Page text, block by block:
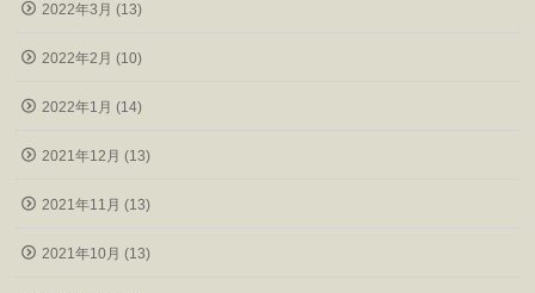
2022年3月 (13)
2022年2月 (10)
2022年1月 (14)
2021年12月 (13)
2021年11月 (13)
2021年10月 (13)